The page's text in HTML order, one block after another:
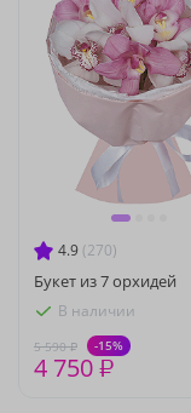
4.9 (270)
Букет из 7 орхидей
В наличии
5 590 ₽ -15%
4 750 ₽